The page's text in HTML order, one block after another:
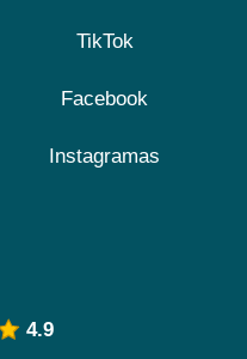
TikTok
Facebook
Instagramas
4.9